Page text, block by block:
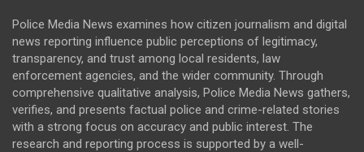
Police Media News examines how citizen journalism and digital
news reporting influence public perceptions of legitimacy,
transparency, and trust among local residents, law
enforcement agencies, and the wider community. Through
comprehensive qualitative analysis, Police Media News gathers,
verifies, and presents factual police and crime-related stories
with a strong focus on accuracy and public interest. The
research and reporting process is supported by a well-